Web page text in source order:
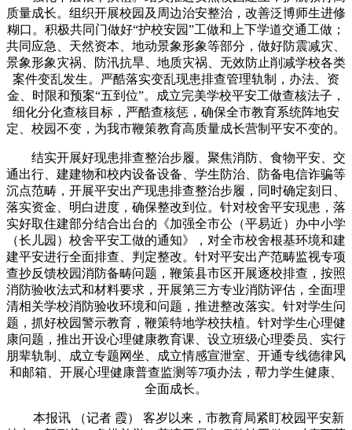
质量成长。组织开展校园及周边治安整治，改善泛博师生进修
糊口。积极共同门做好“护校安园”工做和上下学道交通工做；
共同应急、天然资本、地动景象形象等部分，做好防震减灾、
景象形象灾祸、防汛抗旱、地质灾祸、无效防止削减学校各类
案件变乱发生。严酷落实变乱现患排查管理轨制，办法、资
金、时限和预案“五到位”。成立完美学校平安工做查核法子，
细化分化查核目标，严酷查核惩，确保全市教育系统阵地安
定、校园不变，为我市鞭策教育高质量成长营制平安不变的。
结实开展好现患排查整治步履。聚焦消防、食物平安、交
通出行、建建物和校内设备设备、学生防治、防备电信诈骗等
沉点范畴，开展平安出产现患排查整治步履，同时确定刻日、
落实资金、明白进度，确保整改到位。针对校舍平安现患，落
实好取住建部分结合出台的《加强全市公（平易近）办中小学
（长儿园）校舍平安工做的通知》，对全市校舍根基环境和建
建平安进行全面排查、判定整改。针对平安出产范畴监视专项
查抄反馈校园消防备畴问题，鞭策县市区开展逐校排查，按照
消防验收法式和材料要求，开展第三方专业消防评估，全面理
清相关学校消防验收环境和问题，推进整改落实。针对学生问
题，抓好校园警示教育，鞭策特地学校扶植。针对学生心理健
康问题，推出开设心理健康教育课、设立班级心理委员、实行
朋辈轨制、成立专题网坐、成立情感宣泄室、开通专线德律风
和邮箱、开展心理健康普查监测等7项办法，帮力学生健康、
全面成长。
本报讯 （记者 霞） 客岁以来，市教育局紧盯校园平安新